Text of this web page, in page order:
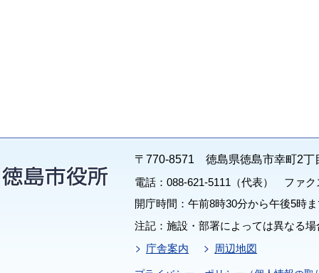
〒770-8571 徳島県徳島市幸町2丁
電話：088-621-5111（代表） ファク
開庁時間：午前8時30分から午後5時
注記：施設・部署によっては異なる
庁舎案内
周辺地図